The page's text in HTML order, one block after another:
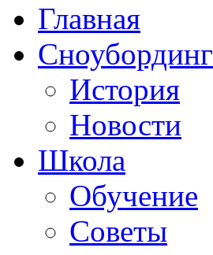
Главная
Сноубординг
История
Новости
Школа
Обучение
Советы